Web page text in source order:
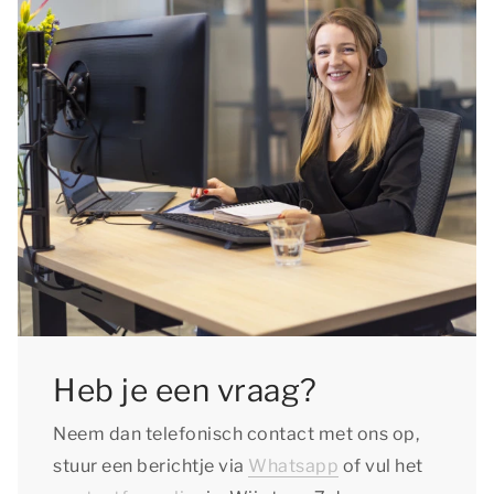
Heb je een vraag?
Neem dan telefonisch contact met ons op,
stuur een berichtje via Whatsapp of vul het